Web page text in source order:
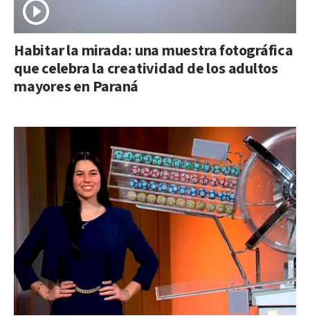
Habitar la mirada: una muestra fotográfica
que celebra la creatividad de los adultos
mayores en Paraná